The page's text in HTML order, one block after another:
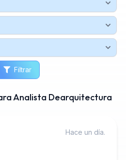
Filtrar
Analista Dearquitectura
Hace un día.